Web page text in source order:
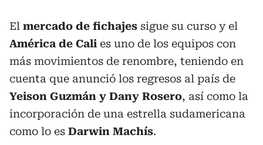
El mercado de fichajes sigue su curso y el
América de Cali es uno de los equipos con
más movimientos de renombre, teniendo en
cuenta que anunció los regresos al país de
Yeison Guzmán y Dany Rosero, así como la
incorporación de una estrella sudamericana
como lo es Darwin Machís.